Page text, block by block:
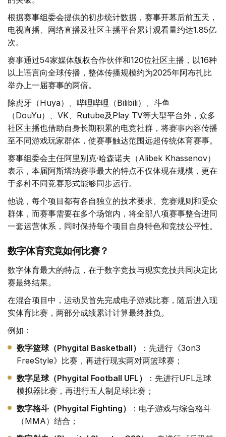
根据赛事组委会提供的初步统计数据，赛事开幕后前五天，
电视直播、网络直播及社区主播平台累计观看量约达1.85亿
次。
赛事通过54家媒体版权合作伙伴和120位社区主播，以16种
以上语言向全球传播，整体传播规模约为2025年阿布扎比
举办上一届赛事的两倍。
除虎牙（Huya）、哔哩哔哩（Bilibili）、斗鱼
（DouYu）、VK、Rutube及Play TV等大型平台外，众多
社区主播也借助自身长期积累的电竞社群，将赛事内容传播
至不同游戏玩家群体，使赛事触达范围远超传统体育赛事。
赛事组委会主任阿里别克·哈森诺夫（Alibek Khassenov）
表示，本届阿斯塔纳赛事最大的特点不仅体现在规模，更在
于多种不同竞赛形式能够同步运行。
他说，每个项目都有各自独立的技术要求、竞赛规则和受众
群体，而赛事需要在多个场馆内，将全部八项赛事整合进同
一套运营体系，同时保持每个项目自身特色和竞技公平性。
数字体育究竟如何比赛？
数字体育最大的特点，在于数字竞技与现实竞技共同决定比
赛最终结果。
在混合项目中，运动员首先完成电子游戏比赛，随后进入现
实体育比赛，两部分成绩累计计算最终胜负。
例如：
数字篮球（Phygital Basketball）
：先进行《3on3
FreeStyle》比赛，再进行现实两对两篮球赛；
数字足球（Phygital Football UFL）
：先进行UFL足球
模拟器比赛，再进行五人制足球比赛；
数字格斗（Phygital Fighting）
：电子游戏与综合格斗
（MMA）结合；